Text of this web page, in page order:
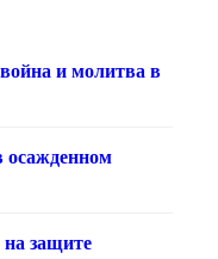
и молитва в
осажденном
на защите